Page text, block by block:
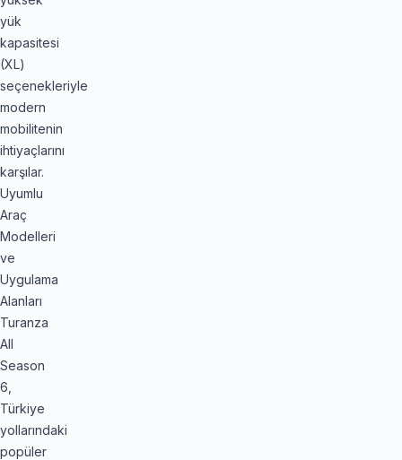
yük
kapasitesi
(XL)
seçenekleriyle
modern
mobilitenin
ihtiyaçlarını
karşılar.
Uyumlu
Araç
Modelleri
ve
Uygulama
Alanları
Turanza
All
Season
6,
Türkiye
yollarındaki
popüler